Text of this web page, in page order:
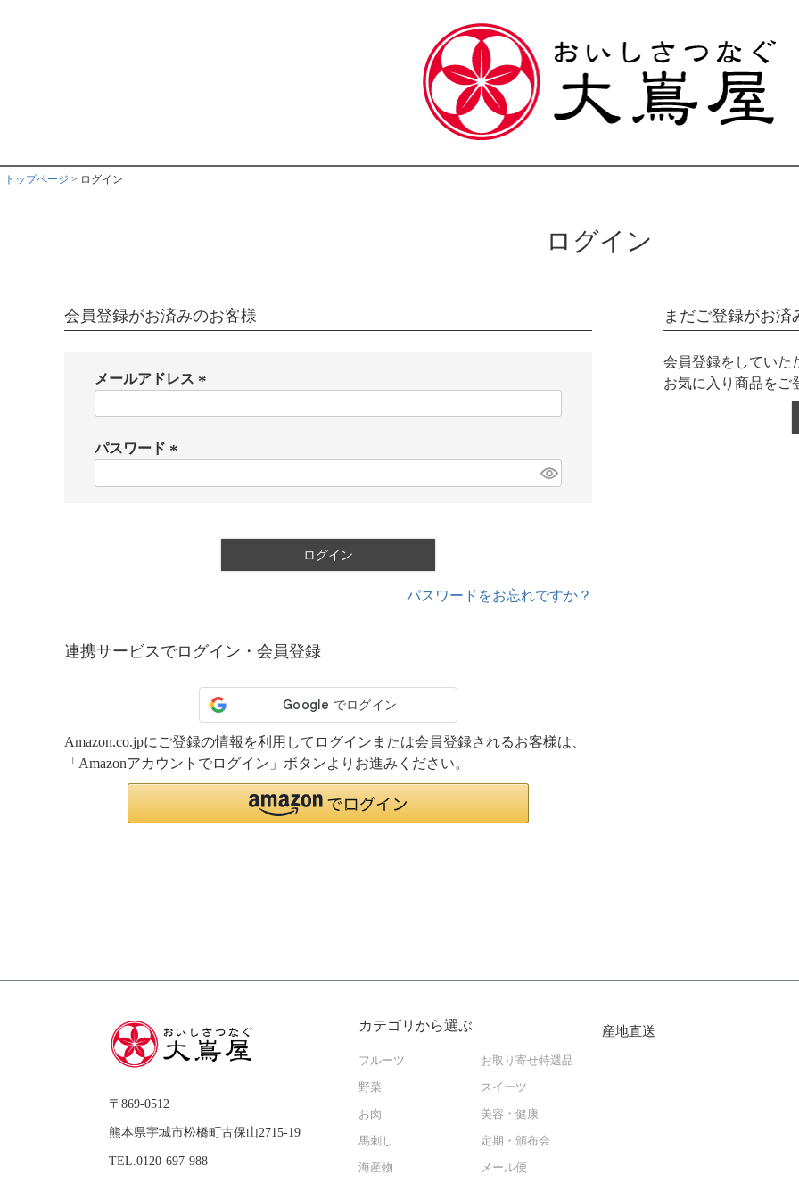
トップページ ログイン
ログイン
会員登録がお済みのお客様
メールアドレス
パスワード
ログイン
パスワードをお忘れですか？
連携サービスでログイン・会員登録
Amazon.co.jpにご登録の情報を利用してログインまたは会員登録されるお客様は、
「Amazonアカウントでログイン」ボタンよりお進みください。
まだご登録がお済
会員登録をしていた
お気に入り商品をご
〒869-0512
熊本県宇城市松橋町古保山2715-19
TEL.0120-697-988
カテゴリから選ぶ
フルーツ
野菜
お肉
馬刺し
海産物
お取り寄せ特選品
スイーツ
美容・健康
定期・頒布会
メール便
産地直送